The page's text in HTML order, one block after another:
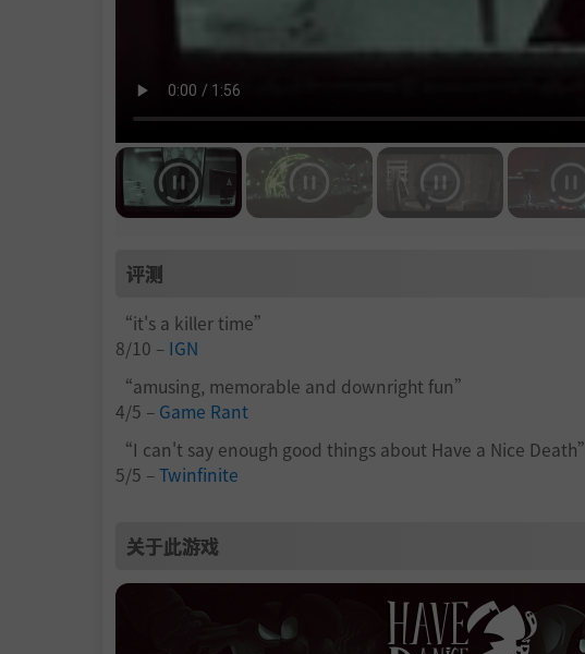
评测
“it's a killer time”
8/10 – IGN
“amusing, memorable and downright fun”
4/5 – Game Rant
“I can't say enough good things about Have a Nice Death”
5/5 –Twinfinite
关于此游戏